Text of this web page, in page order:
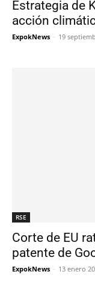
Estrategia de
acción
ExpokNews - 19
RSE
Corte de EU
patente de
ExpokNews - 13 enero